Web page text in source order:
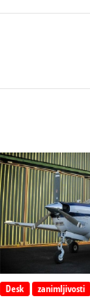
Desk zanimljivosti